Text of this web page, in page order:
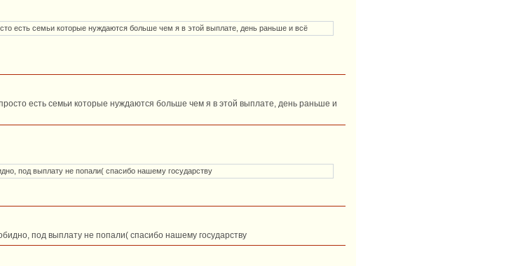
есть семьи которые нуждаются больше чем я в этой выплате, день раньше и всё
есть семьи которые нуждаются больше чем я в этой выплате, день раньше и
под выплату не попали( спасибо нашему государству
под выплату не попали( спасибо нашему государству